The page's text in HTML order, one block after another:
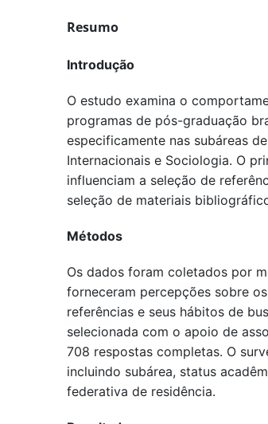
Resumo
Introdução
O estudo examina o
programas de pós-graduação
especificamente nas subáreas
Internacionais e Sociologia. O
influenciam a seleção de
seleção de materiais
Métodos
Os dados foram coletados por
forneceram percepções sobre
referências e seus hábitos de
selecionada com o apoio de
708 respostas completas. O
incluindo subárea, status
federativa de residência.